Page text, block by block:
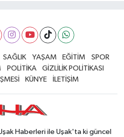
SAĞLIK YAŞAM EĞİTİM
SPOR
POLİTİKA
GİZLİLİK POLİTİKASI
KÜNYE İLETİŞİM
Haberleri ile Uşak'ta ki güncel